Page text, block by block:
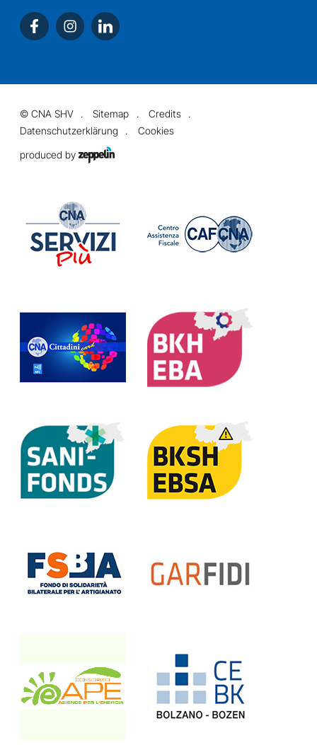
©CNA SHV Sitemap
Credits
Datenschutzerklärung
Cookies
produced by